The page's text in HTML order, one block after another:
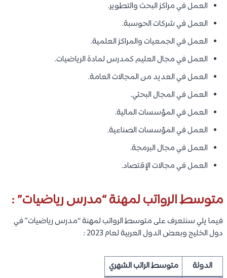
العمل في مراكز البحث والتطوير.
العمل في شركات الحوسبة.
العمل في الجمعيات والمراكز العلمية.
العمل في مجال العليم كمدرس لمادة الرياضيات.
العمل في العديد من المجالات العامة.
العمل في المجال البحثي.
العمل في المؤسسات المالية.
العمل في المؤسسات الصناعية.
العمل في مجال البرمجة.
العمل في مجالات الإقتصاد.
متوسط الرواتب لمهنة “مدرس رياضيات” :
فيما يلي سنتعرف على متوسط الرواتب لمهنة “مدرس رياضيات” في
دول الخليج وبعض الدول العربية لعام 2023 :
الدولة متوسط الراتب الشهري